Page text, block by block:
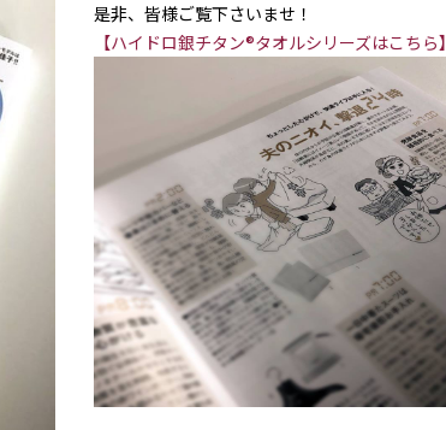
是非、皆様ご覧下さいませ！
【ハイドロ銀チタン®タオルシリーズはこちら】